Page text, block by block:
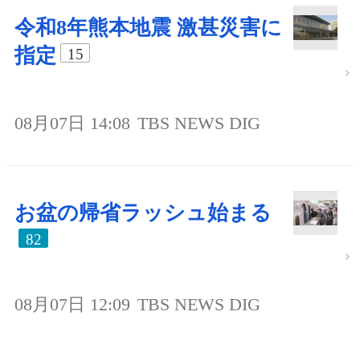
令和8年熊本地震 激甚災害に
指定
15
08月07日 14:08 TBS NEWS DIG
お盆の帰省ラッシュ始まる
82
08月07日 12:09 TBS NEWS DIG